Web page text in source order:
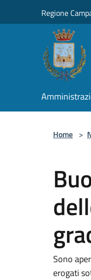
Regione
Home >
Sono
erogati